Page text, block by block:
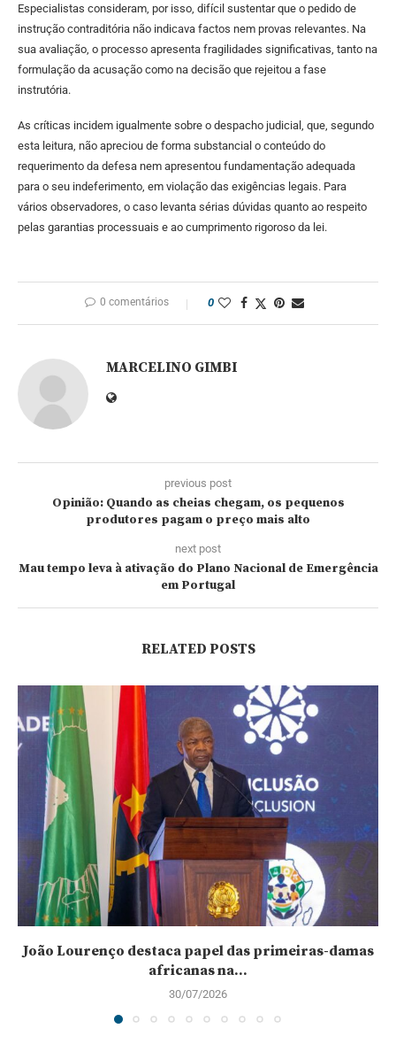
Especialistas consideram, por isso, difícil sustentar que o pedido de
instrução contraditória não indicava factos nem provas relevantes. Na
sua avaliação, o processo apresenta fragilidades significativas, tanto na
formulação da acusação como na decisão que rejeitou a fase
instrutória.
As críticas incidem igualmente sobre o despacho judicial, que, segundo
esta leitura, não apreciou de forma substancial o conteúdo do
requerimento da defesa nem apresentou fundamentação adequada
para o seu indeferimento, em violação das exigências legais. Para
vários observadores, o caso levanta sérias dúvidas quanto ao respeito
pelas garantias processuais e ao cumprimento rigoroso da lei.
0 comentários 0
MARCELINO GIMBI
previous post
Opinião: Quando as cheias chegam, os pequenos
produtores pagam o preço mais alto
next post
Mau tempo leva à ativação do Plano Nacional de Emergência
em Portugal
RELATED POSTS
João Lourenço destaca papel das primeiras-damas
africanas na...
30/07/2026